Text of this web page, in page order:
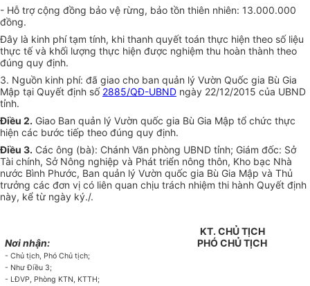
- Hỗ trợ cộng đồng bảo vệ rừng, bảo tồn thiên nhiên: 13.000.000
đồng.
Đây là kinh phí tạm tính, khi thanh quyết toán thực hiện theo số liệu
thực tế và khối lượng thực hiện được nghiệm thu hoàn thành theo
đúng quy định.
3. Nguồn kinh phí: đã giao cho ban quản lý Vườn Quốc gia Bù Gia
Mập tại Quyết định số 2885/QĐ-UBND ngày 22/12/2015 của UBND
tỉnh.
Điều 2. Giao Ban quản lý Vườn quốc gia Bù Gia Mập tổ chức thực
hiện các bước tiếp theo đúng quy định.
Điều 3. Các ông (bà): Chánh Văn phòng UBND tỉnh; Giám đốc: Sở
Tài chính, Sở Nông nghiệp và Phát triển nông thôn, Kho bạc Nhà
nước Bình Phước, Ban quản lý Vườn quốc gia Bù Gia Mập và Thủ
trưởng các đơn vị có liên quan chịu trách nhiệm thi hành Quyết định
này, kể từ ngày ký./.
Nơi nhận:
- Chủ tịch, Phó Chủ tịch;
- Như Điều 3;
- LĐVP, Phòng KTN, KTTH;
KT. CHỦ TỊCH
PHÓ CHỦ TỊCH